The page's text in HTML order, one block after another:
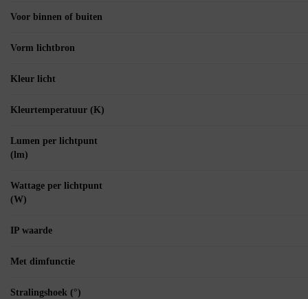
Voor binnen of buiten
Vorm lichtbron
Kleur licht
Kleurtemperatuur (K)
Lumen per lichtpunt
(lm)
Wattage per lichtpunt
(W)
IP waarde
Met dimfunctie
Stralingshoek (°)